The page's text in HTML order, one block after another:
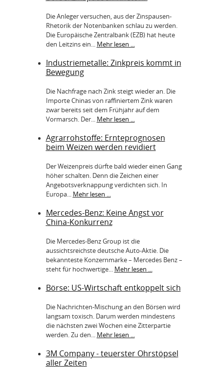
Die Anleger versuchen, aus der Zinspausen-
Rhetorik der Notenbanken schlau zu werden.
Die Europäische Zentralbank (EZB) hat heute
den Leitzins ein... Mehr lesen ...
Industriemetalle: Zinkpreis kommt in
Bewegung
Die Nachfrage nach Zink steigt wieder an. Die
Importe Chinas von raffiniertem Zink waren
zwar bereits seit dem Frühjahr auf dem
Vormarsch. Der... Mehr lesen ...
Agrarrohstoffe: Ernteprognosen
beim Weizen werden revidiert
Der Weizenpreis dürfte bald wieder einen Gang
höher schalten. Denn die Zeichen einer
Angebotsverknappung verdichten sich. In
Europa... Mehr lesen ...
Mercedes-Benz: Keine Angst vor
China-Konkurrenz
Die Mercedes-Benz Group ist die
aussichtsreichste deutsche Auto-Aktie. Die
bekannteste Konzernmarke – Mercedes Benz –
steht für hochwertige... Mehr lesen ...
Börse: US-Wirtschaft entkoppelt sich
Die Nachrichten-Mischung an den Börsen wird
langsam toxisch. Darum werden mindestens
die nächsten zwei Wochen eine Zitterpartie
werden. Zu den... Mehr lesen ...
3M Company - teuerster Ohrstöpsel
aller Zeiten